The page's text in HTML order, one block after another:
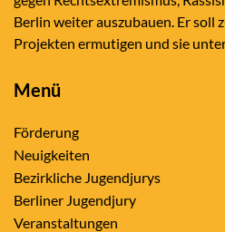
Berlin weiter auszubauen. Er soll
Projekten ermutigen und sie
Menü
Förderung
Neuigkeiten
Bezirkliche Jugendjurys
Berliner Jugendjury
Veranstaltungen